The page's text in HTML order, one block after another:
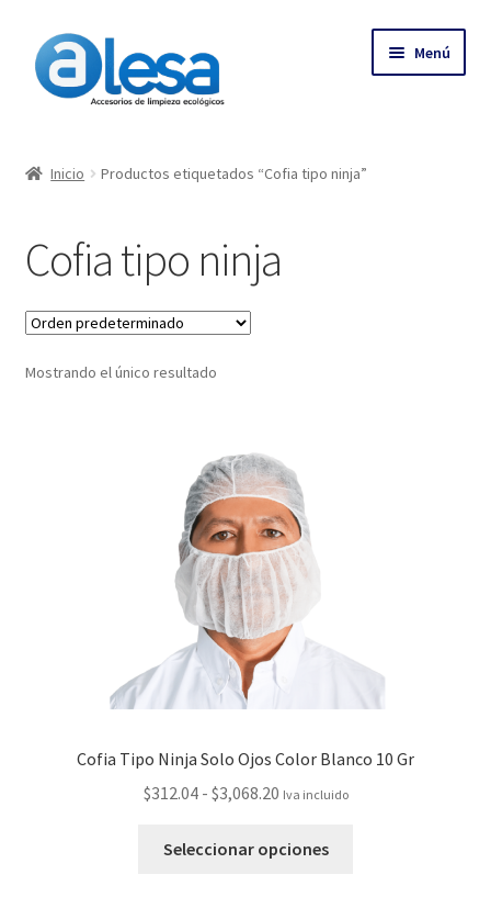
Menú
Contacto
Empresa
Más
Inicio Productos etiquetados “Cofia tipo ninja”
Cofia tipo ninja
Mostrando el único resultado
Cofia Tipo Ninja Solo Ojos Color Blanco 10 Gr
$312.04 - $3,068.20 Iva incluido
Seleccionar opciones